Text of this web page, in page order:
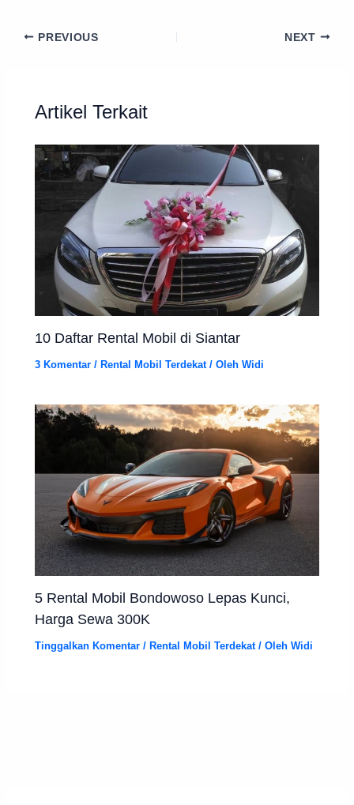
PREVIOUS NEXT
Artikel Terkait
10 Daftar Rental Mobil di Siantar
3 Komentar / Rental Mobil Terdekat/ OlehWidi
5 Rental Mobil Bondowoso Lepas Kunci,
Harga Sewa 300K
Tinggalkan Komentar / Rental Mobil Terdekat/ OlehWidi